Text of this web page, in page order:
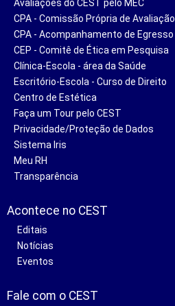
Avaliações do CEST pelo MEC
CPA - Comissão Própria de Avaliação
CPA - Acompanhamento de Egresso
CEP - Comitê de Ética em Pesquisa
Clínica-Escola - área da Saúde
Escritório-Escola - Curso de Direito
Centro de Estética
Faça um Tour pelo CEST
Privacidade/Proteção de Dados
Sistema Iris
Meu RH
Transparência
Acontece no CEST
Editais
Notícias
Eventos
Fale com o CEST